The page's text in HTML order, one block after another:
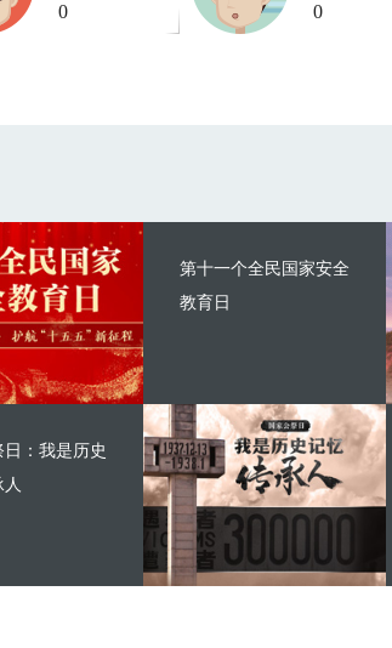
0 0
第十一个全民国家安全
教育日
日：我是历史
人